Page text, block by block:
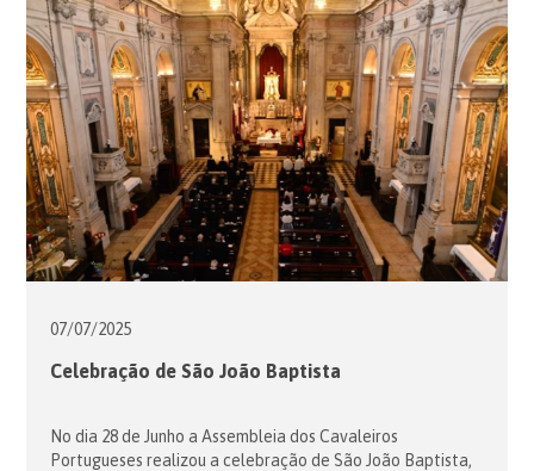
Ordem de Malta de Espanha, estão em […]
07/07/2025
Celebração de São João Baptista
No dia 28 de Junho a Assembleia dos Cavaleiros
Portugueses realizou a celebração de São João Baptista,